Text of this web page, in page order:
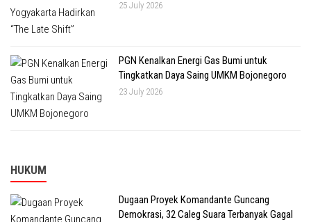
25 July 2026
PGN Kenalkan Energi Gas Bumi untuk
Tingkatkan Daya Saing UMKM Bojonegoro
23 July 2026
HUKUM
Dugaan Proyek Komandante Guncang
Demokrasi, 32 Caleg Suara Terbanyak Gagal